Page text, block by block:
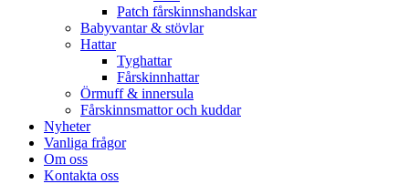
Patch fårskinnshandskar
Babyvantar & stövlar
Hattar
Tyghattar
Fårskinnhattar
Örmuff & innersula
Fårskinnsmattor och kuddar
Nyheter
Vanliga frågor
Om oss
Kontakta oss